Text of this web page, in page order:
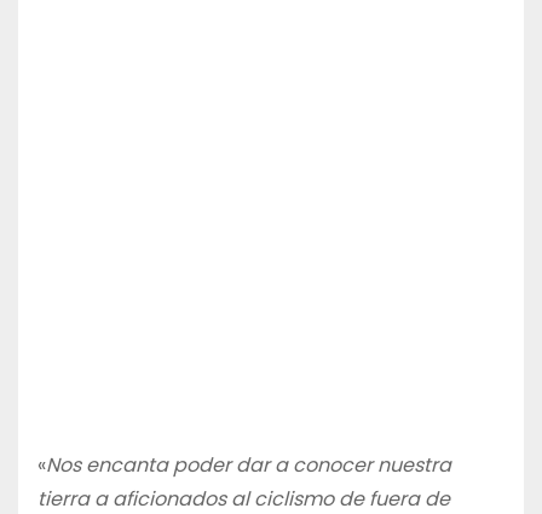
«Nos encanta poder dar a conocer nuestra
tierra a aficionados al ciclismo de fuera de